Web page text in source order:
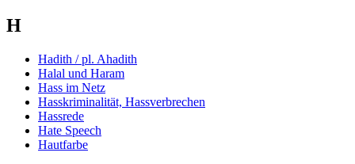
H
Hadith / pl. Ahadith
Halal und Haram
Hass im Netz
Hasskriminalität, Hassverbrechen
Hassrede
Hate Speech
Hautfarbe